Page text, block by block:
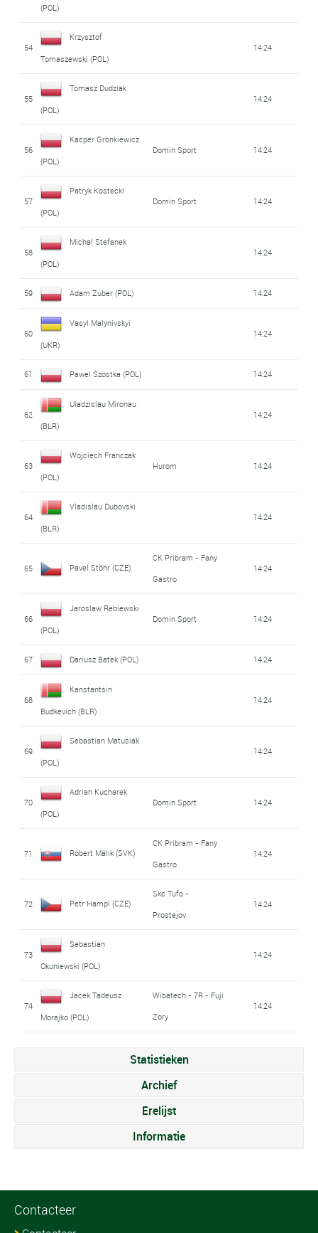
(POL)
54
Krzysztof
Tomaszewski (POL)
14:24
55
Tomasz Dudziak
(POL)
14:24
56
Kacper Gronkiewicz
(POL)
Domin Sport 14:24
57
Patryk Kostecki
(POL)
Domin Sport 14:24
58
Michal Stefanek
(POL)
14:24
59 Adam Zuber (POL) 14:24
60
Vasyl Malynivskyi
(UKR)
14:24
61 Pawel Szostka (POL) 14:24
62
Uladzislau Mironau
(BLR)
14:24
63
Wojciech Franczak
(POL)
Hurom 14:24
64
Vladislau Dubovski
(BLR)
14:24
65 Pavel Stöhr (CZE)
CK Pribram - Fany
Gastro
14:24
66
Jaroslaw Rebiewski
(POL)
Domin Sport 14:24
67 Dariusz Batek (POL) 14:24
68
Kanstantsin
Budkevich (BLR)
14:24
69
Sebastian Matusiak
(POL)
14:24
70
Adrian Kucharek
(POL)
Domin Sport 14:24
71 Róbert Málik (SVK)
CK Pribram - Fany
Gastro
14:24
72 Petr Hampl (CZE)
Skc Tufo -
Prostejov
14:24
73
Sebastian
Okuniewski (POL)
14:24
74
Jacek Tadeusz
Morajko (POL)
Wibatech - 7R - Fuji
Zory
14:24
Statistieken
Archief
Erelijst
Informatie
Contacteer